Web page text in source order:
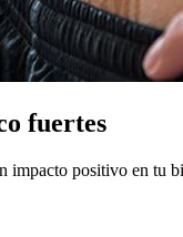
fuertes
positivo en